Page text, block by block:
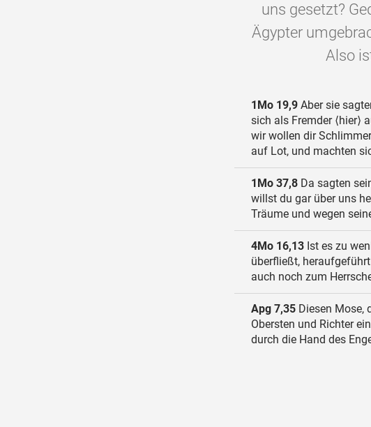
uns gesetzt?
Ägypter
Also
1Mo 19,9 Aber sie
sich als Fremder ⟨hier⟩
wir wollen dir
auf Lot, und machten
1Mo 37,8 Da sagten
willst du gar über uns
Träume und wegen
4Mo 16,13 Ist es zu
überfließt,
auch noch zum
Apg 7,35 Diesen Mose,
Obersten und Richter
durch die Hand des